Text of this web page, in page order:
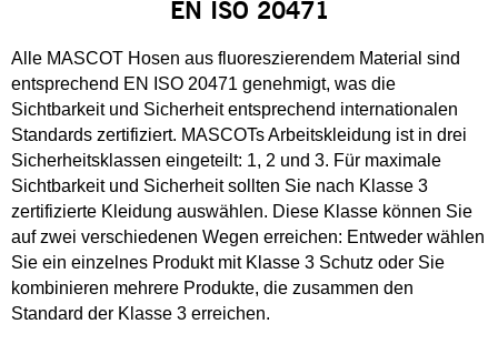
EN ISO 20471
Alle MASCOT Hosen aus fluoreszierendem Material sind
entsprechend EN ISO 20471 genehmigt, was die
Sichtbarkeit und Sicherheit entsprechend internationalen
Standards zertifiziert. MASCOTs Arbeitskleidung ist in drei
Sicherheitsklassen eingeteilt: 1, 2 und 3. Für maximale
Sichtbarkeit und Sicherheit sollten Sie nach Klasse 3
zertifizierte Kleidung auswählen. Diese Klasse können Sie
auf zwei verschiedenen Wegen erreichen: Entweder wählen
Sie ein einzelnes Produkt mit Klasse 3 Schutz oder Sie
kombinieren mehrere Produkte, die zusammen den
Standard der Klasse 3 erreichen.